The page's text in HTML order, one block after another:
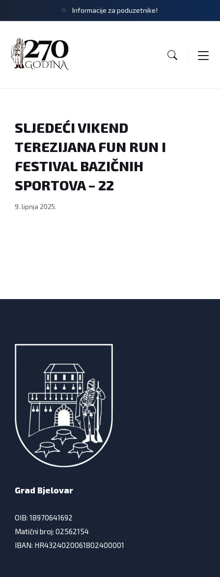
Informacije za poduzetnike!
SLJEDEĆI VIKEND
TEREZIJANA FUN RUN I
FESTIVAL BAZIČNIH
SPORTOVA – 22
9. lipnja 2025.
Grad Bjelovar
OIB: 18970641692
Matični broj: 02562154
IBAN: HR4324020061802400001